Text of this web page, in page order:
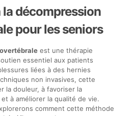
décompression
pour les seniors
est une thérapie
essentiel aux patients
liées à des hernies
non invasives, cette
la douleur, à favoriser la
à améliorer la qualité de vie.
comment cette méthode